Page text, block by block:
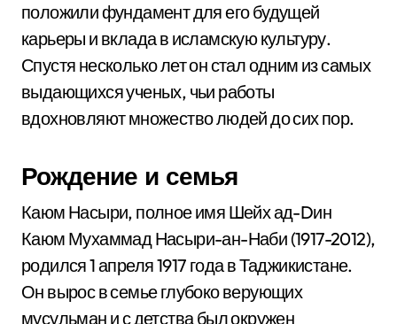
положили фундамент для его будущей
карьеры и вклада в исламскую культуру.
Спустя несколько лет он стал одним из самых
выдающихся ученых, чьи работы
вдохновляют множество людей до сих пор.
Рождение и семья
Каюм Насыри, полное имя Шейх ад-Dин
Каюм Мухаммад Насыри-ан-Наби (1917-2012),
родился 1 апреля 1917 года в Таджикистане.
Он вырос в семье глубоко верующих
мусульман и с детства был окружен